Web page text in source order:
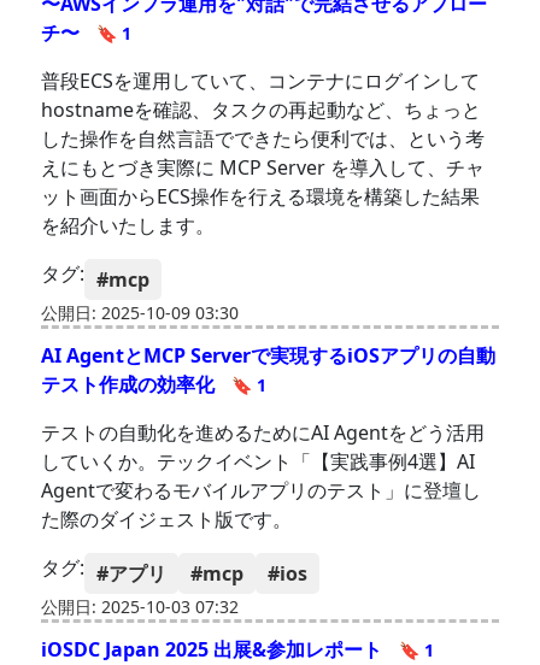
チ〜
🔖 1
普段ECSを運用していて、コンテナにログインして
hostnameを確認、タスクの再起動など、ちょっと
した操作を自然言語でできたら便利では、という考
えにもとづき実際に MCP Server を導入して、チャ
ット画面からECS操作を行える環境を構築した結果
を紹介いたします。
タグ: #mcp
公開日: 2025-10-09 03:30
AI AgentとMCP Serverで実現するiOSアプリの自動
テスト作成の効率化
🔖 1
テストの自動化を進めるためにAI Agentをどう活用
していくか。テックイベント「【実践事例4選】AI
Agentで変わるモバイルアプリのテスト」に登壇し
た際のダイジェスト版です。
タグ: #アプリ #mcp #ios
公開日: 2025-10-03 07:32
iOSDC Japan 2025 出展&参加レポート 🔖 1